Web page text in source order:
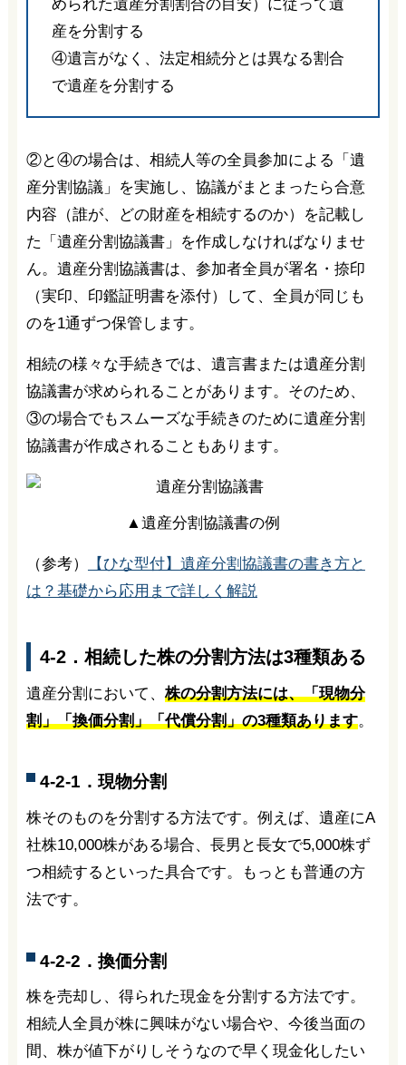
められた遺産分割割合の目安）に従って遺
産を分割する
④遺言がなく、法定相続分とは異なる割合
で遺産を分割する
②と④の場合は、相続人等の全員参加による「遺
産分割協議」を実施し、協議がまとまったら合意
内容（誰が、どの財産を相続するのか）を記載し
た「遺産分割協議書」を作成しなければなりませ
ん。遺産分割協議書は、参加者全員が署名・捺印
（実印、印鑑証明書を添付）して、全員が同じも
のを1通ずつ保管します。
相続の様々な手続きでは、遺言書または遺産分割
協議書が求められることがあります。そのため、
③の場合でもスムーズな手続きのために遺産分割
協議書が作成されることもあります。
▲遺産分割協議書の例
（参考）
【ひな型付】遺産分割協議書の書き方と
は？基礎から応用まで詳しく解説
4-2．相続した株の分割方法は3種類ある
遺産分割において、 株の分割方法には、「現物分
割」「換価分割」「代償分割」の3種類あります。
4-2-1．現物分割
株そのものを分割する方法です。例えば、遺産にA
社株10,000株がある場合、長男と長女で5,000株ず
つ相続するといった具合です。もっとも普通の方
法です。
4-2-2．換価分割
株を売却し、得られた現金を分割する方法です。
相続人全員が株に興味がない場合や、今後当面の
間、株が値下がりしそうなので早く現金化したい